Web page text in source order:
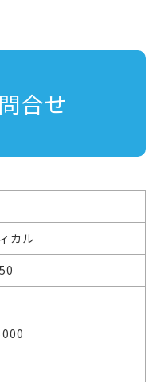
合せ
カル